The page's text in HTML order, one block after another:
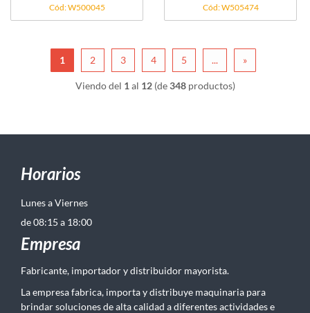
Cód: W500045 Cód: W505474
1 2 3 4 5 ... »
Viendo del 1 al 12(de348productos)
Horarios
Lunes a Viernes
de 08:15 a 18:00
Empresa
Fabricante, importador y distribuidor mayorista.
La empresa fabrica, importa y distribuye maquinaria para
brindar soluciones de alta calidad a diferentes actividades e